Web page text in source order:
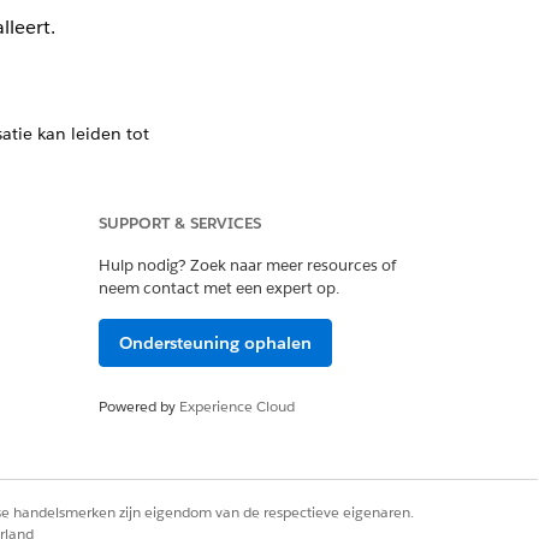
kan leiden tot
in actieve
Edition of FSC Trial-organisatie om
handmatig voordat u
SUPPORT & SERVICES
Hulp nodig? Zoek naar meer resources of
neem contact met een expert op.
Ondersteuning ophalen
Powered by Experience Cloud
handelsmerken zijn eigendom van de respectieve eigenaren.